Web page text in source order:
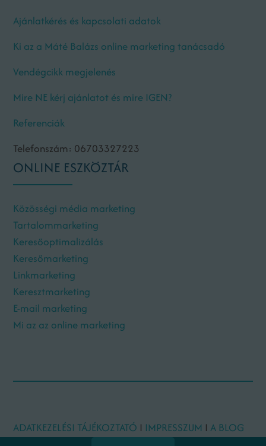
Ajánlatkérés és kapcsolati adatok
Ki az a Máté Balázs online marketing tanácsadó
Vendégcikk megjelenés
Mire NE kérj ajánlatot és mire IGEN?
Referenciák
Telefonszám: 06703327223
ONLINE ESZKÖZTÁR
Közösségi média marketing
Tartalommarketing
Keresőoptimalizálás
Keresőmarketing
Linkmarketing
Keresztmarketing
E-mail marketing
Mi az az online marketing
ADATKEZELÉSI TÁJÉKOZTATÓ I IMPRESSZUM IA BLOG